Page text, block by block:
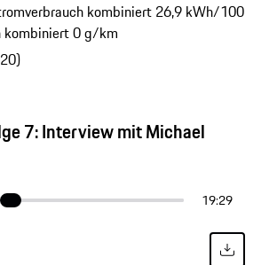
kombiniert 26,9 kWh/100
kombiniert 0 g/km
7: Interview mit Michael
19:29